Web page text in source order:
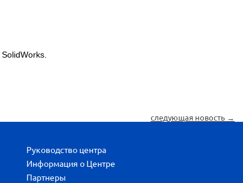
SolidWorks.
следующая новость →
Руководство центра
Информация о Центре
Партнеры